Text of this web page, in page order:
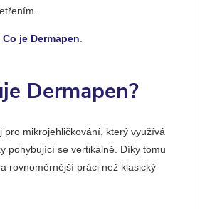
Co je Dermapen.
Dermapen?
pro mikrojehličkování, který využívá
pohybující se vertikálně. Díky tomu
rovnoměrnější práci než klasický